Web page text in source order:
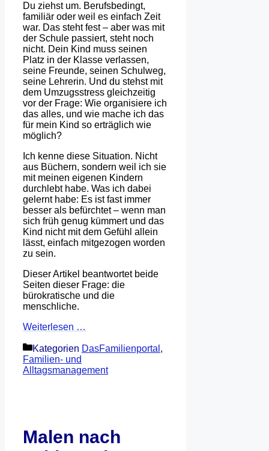
Du ziehst um. Berufsbedingt,
familiär oder weil es einfach Zeit
war. Das steht fest – aber was mit
der Schule passiert, steht noch
nicht. Dein Kind muss seinen
Platz in der Klasse verlassen,
seine Freunde, seinen Schulweg,
seine Lehrerin. Und du stehst mit
dem Umzugsstress gleichzeitig
vor der Frage: Wie organisiere ich
das alles, und wie mache ich das
für mein Kind so erträglich wie
möglich?
Ich kenne diese Situation. Nicht
aus Büchern, sondern weil ich sie
mit meinen eigenen Kindern
durchlebt habe. Was ich dabei
gelernt habe: Es ist fast immer
besser als befürchtet – wenn man
sich früh genug kümmert und das
Kind nicht mit dem Gefühl allein
lässt, einfach mitgezogen worden
zu sein.
Dieser Artikel beantwortet beide
Seiten dieser Frage: die
bürokratische und die
menschliche.
Weiterlesen …
Kategorien DasFamilienportal ,
Familien- und
Alltagsmanagement
Malen nach